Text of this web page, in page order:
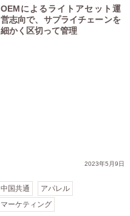
OEMによるライトアセット運
営志向で、サプライチェーンを
細かく区切って管理
2023年5月9日
中国共通
アパレル
マーケティング